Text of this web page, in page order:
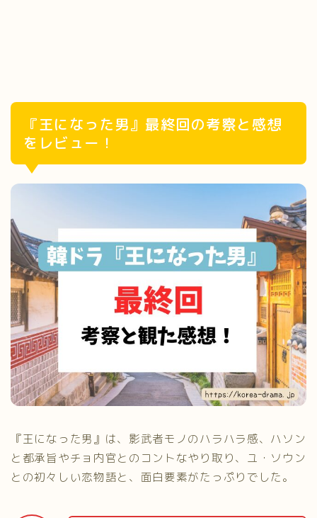
『王になった男』最終回の考察と感想
をレビュー！
『王になった男』は、影武者モノのハラハラ感、ハソン
と都承旨やチョ内官とのコントなやり取り、ユ・ソウン
との初々しい恋物語と、面白要素がたっぷりでした。